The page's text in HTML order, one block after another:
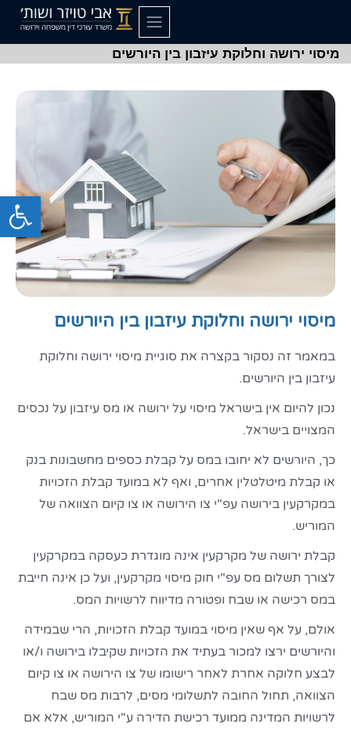
פתח
מיסוי ירושה וחלוקת עיזבון בין היורשים
מיסוי ירושה וחלוקת עיזבון בין היורשים
במאמר זה נסקור בקצרה את סוגיית מיסוי ירושה וחלוקת
עיזבון בין היורשים.
נכון להיום אין בישראל מיסוי על ירושה או מס עיזבון על נכסים
המצויים בישראל.
כך, היורשים לא יחובו במס על קבלת כספים מחשבונות בנק
או קבלת מיטלטלין אחרים, ואף לא במועד קבלת הזכויות
במקרקעין בירושה עפ"י צו הירושה או צו קיום הצוואה של
המוריש.
קבלת ירושה של מקרקעין אינה מוגדרת כעסקה במקרקעין
לצורך תשלום מס עפ"י חוק מיסוי מקרקעין, ועל כן אינה חייבת
במס רכישה או שבח ופטורה מדיווח לרשויות המס.
אולם, על אף שאין מיסוי במועד קבלת הזכויות, הרי שבמידה
והיורשים ירצו למכור בעתיד את הזכויות שקיבלו בירושה ו/או
לבצע חלוקה אחרת לאחר רישומו של צו הירושה או צו קיום
הצוואה, תחול החובה לתשלומי מסים, לרבות מס שבח
לרשויות המדינה ממועד רכישת הדירה ע"י המוריש, אלא אם